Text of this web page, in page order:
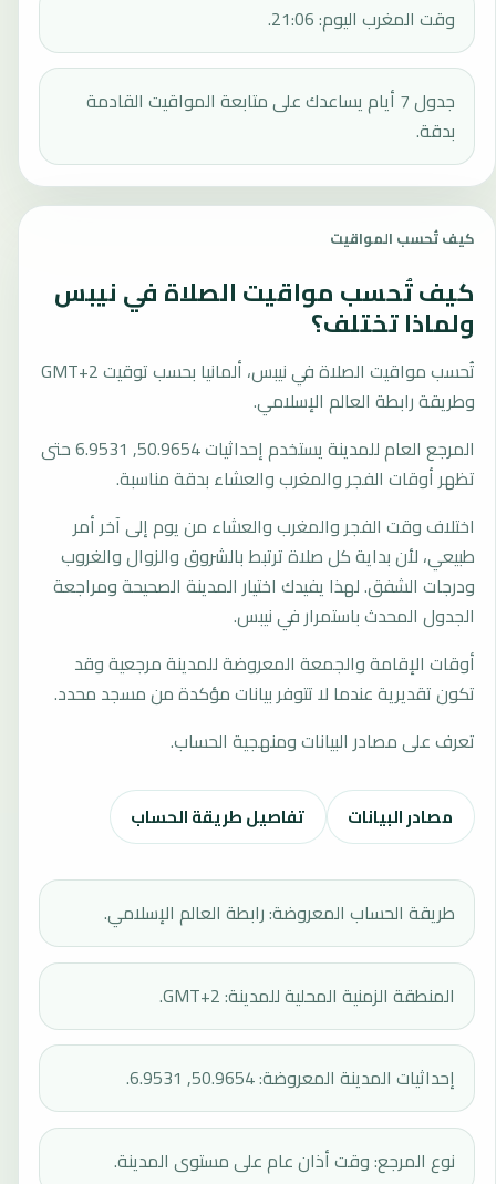
وقت المغرب اليوم: 21:06.
جدول 7 أيام يساعدك على متابعة المواقيت القادمة
بدقة.
كيف تُحسب المواقيت
كيف تُحسب مواقيت الصلاة في نيبس
ولماذا تختلف؟
تُحسب مواقيت الصلاة في نيبس، ألمانيا بحسب توقيت GMT+2
وطريقة رابطة العالم الإسلامي.
المرجع العام للمدينة يستخدم إحداثيات 50.9654, 6.9531 حتى
تظهر أوقات الفجر والمغرب والعشاء بدقة مناسبة.
اختلاف وقت الفجر والمغرب والعشاء من يوم إلى آخر أمر
طبيعي، لأن بداية كل صلاة ترتبط بالشروق والزوال والغروب
ودرجات الشفق. لهذا يفيدك اختيار المدينة الصحيحة ومراجعة
الجدول المحدث باستمرار في نيبس.
أوقات الإقامة والجمعة المعروضة للمدينة مرجعية وقد
تكون تقديرية عندما لا تتوفر بيانات مؤكدة من مسجد محدد.
تعرف على مصادر البيانات ومنهجية الحساب.
مصادر البيانات تفاصيل طريقة الحساب
طريقة الحساب المعروضة: رابطة العالم الإسلامي.
المنطقة الزمنية المحلية للمدينة: GMT+2.
إحداثيات المدينة المعروضة: 50.9654, 6.9531.
نوع المرجع: وقت أذان عام على مستوى المدينة.